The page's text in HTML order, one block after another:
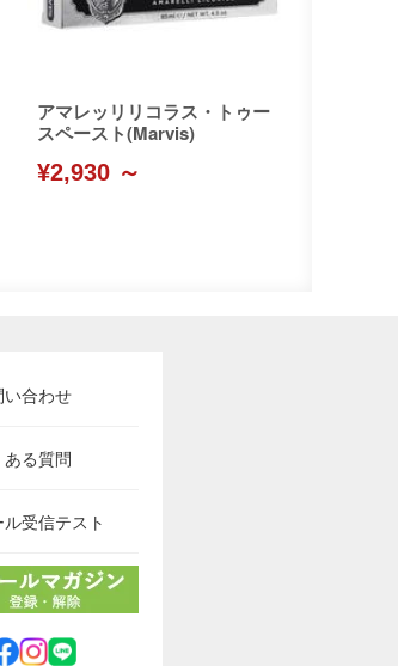
アマレッリリコラス・トゥー
スペースト(Marvis)
¥2,930 ～
い合わせ
ある質問
ル受信テスト